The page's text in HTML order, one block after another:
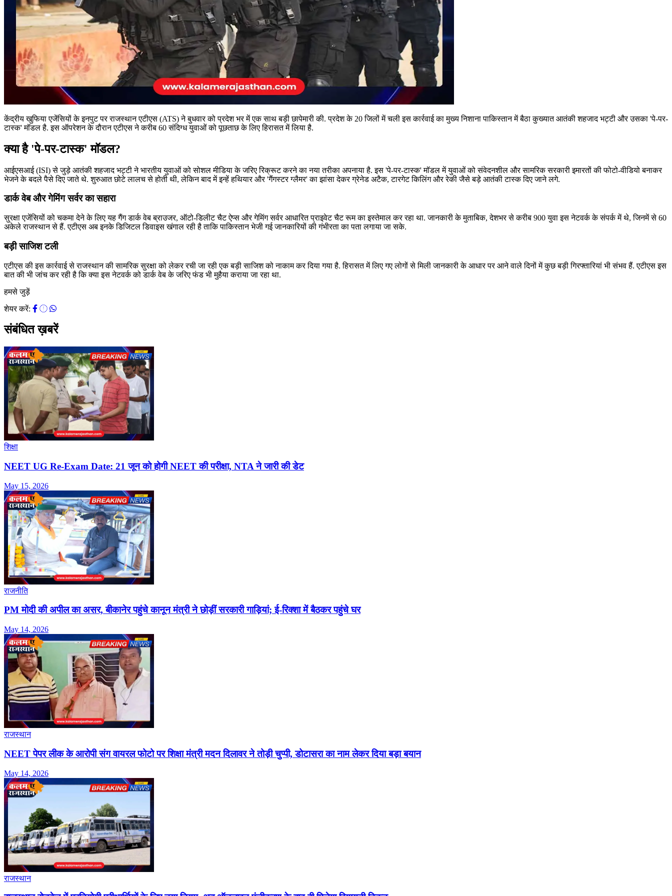
केंद्रीय खुफिया एजेंसियों के इनपुट पर राजस्थान एटीएस (ATS) ने बुधवार को प्रदेश भर में एक साथ बड़ी छापेमारी की. प्रदेश के 20 जिलों में चली इस कार्रवाई का मुख्य निशाना पाकिस्तान में बैठा कुख्यात आतंकी शहजाद भट्टी और उसका 'पे-पर-
टास्क' मॉडल है. इस ऑपरेशन के दौरान एटीएस ने करीब 60 संदिग्ध युवाओं को पूछताछ के लिए हिरासत में लिया है.
क्या है 'पे-पर-टास्क' मॉडल?
आईएसआई (ISI) से जुड़े आतंकी शहजाद भट्टी ने भारतीय युवाओं को सोशल मीडिया के जरिए रिक्रूट करने का नया तरीका अपनाया है. इस 'पे-पर-टास्क' मॉडल में युवाओं को संवेदनशील और सामरिक सरकारी इमारतों की फोटो-वीडियो बनाकर
भेजने के बदले पैसे दिए जाते थे. शुरुआत छोटे लालच से होती थी, लेकिन बाद में इन्हें हथियार और 'गैंगस्टर ग्लैमर' का झांसा देकर ग्रेनेड अटैक, टारगेट किलिंग और रेकी जैसे बड़े आतंकी टास्क दिए जाने लगे.
डार्क वेब और गेमिंग सर्वर का सहारा
सुरक्षा एजेंसियों को चकमा देने के लिए यह गैंग डार्क वेब ब्राउजर, ऑटो-डिलीट चैट ऐप्स और गेमिंग सर्वर आधारित प्राइवेट चैट रूम का इस्तेमाल कर रहा था. जानकारी के मुताबिक, देशभर से करीब 900 युवा इस नेटवर्क के संपर्क में थे, जिनमें से 60
अकेले राजस्थान से हैं. एटीएस अब इनके डिजिटल डिवाइस खंगाल रही है ताकि पाकिस्तान भेजी गई जानकारियों की गंभीरता का पता लगाया जा सके.
बड़ी साजिश टली
एटीएस की इस कार्रवाई से राजस्थान की सामरिक सुरक्षा को लेकर रची जा रही एक बड़ी साजिश को नाकाम कर दिया गया है. हिरासत में लिए गए लोगों से मिली जानकारी के आधार पर आने वाले दिनों में कुछ बड़ी गिरफ्तारियां भी संभव हैं. एटीएस इस
बात की भी जांच कर रही है कि क्या इस नेटवर्क को डार्क वेब के जरिए फंड भी मुहैया कराया जा रहा था.
हमसे जुड़ें
शेयर करें:
संबंधित ख़बरें
शिक्षा
NEET UG Re-Exam Date: 21 जून को होगी NEET की परीक्षा, NTA ने जारी की डेट
May 15, 2026
राजनीति
PM मोदी की अपील का असर, बीकानेर पहुंचे कानून मंत्री ने छोड़ीं सरकारी गाड़ियां; ई-रिक्शा में बैठकर पहुंचे घर
May 14, 2026
राजस्थान
NEET पेपर लीक के आरोपी संग वायरल फोटो पर शिक्षा मंत्री मदन दिलावर ने तोड़ी चुप्पी, डोटासरा का नाम लेकर दिया बड़ा बयान
May 14, 2026
राजस्थान